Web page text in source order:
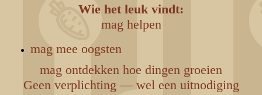
Wie het leuk vindt:
mag helpen
mag mee oogsten
mag ontdekken hoe dingen groeien
Geen verplichting — wel een uitnodiging